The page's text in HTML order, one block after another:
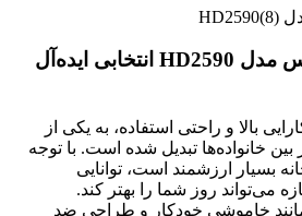
چرا توستر فیلیپس مدل HD2590 انتخابی ایده‌آل
بالا و راحتی استفاده، به یکی از
خانواده‌ها تبدیل شده است. با توجه
بسیار ارزشمند است، توانایی
می‌تواند روز شما را بهتر کند.
خاموشی خودکار و طراحی ضد